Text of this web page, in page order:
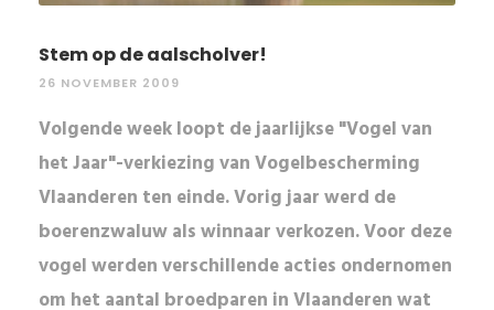
Stem op de aalscholver!
26 NOVEMBER 2009
Volgende week loopt de jaarlijkse "Vogel van
het Jaar"-verkiezing van Vogelbescherming
Vlaanderen ten einde. Vorig jaar werd de
boerenzwaluw als winnaar verkozen. Voor deze
vogel werden verschillende acties ondernomen
om het aantal broedparen in Vlaanderen wat